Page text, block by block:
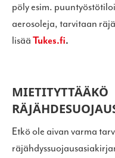
pöly esim.
aerosoleja, tarvitaan
lisääTukes.fi.
MIETITYTTÄÄKÖ
Etkö ole aivan varma